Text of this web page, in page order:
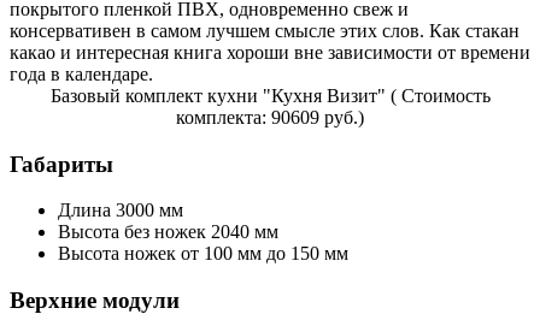
покрытого пленкой ПВХ, одновременно свеж и
консервативен в самом лучшем смысле этих слов. Как стакан
какао и интересная книга хороши вне зависимости от времени
года в календаре.
Базовый комплект кухни "Кухня Визит" ( Стоимость
комплекта: 90609 руб.)
Габариты
Длина 3000 мм
Высота без ножек 2040 мм
Высота ножек от 100 мм до 150 мм
Верхние модули